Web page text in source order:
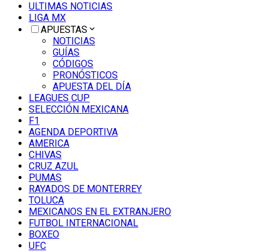
ULTIMAS NOTICIAS
LIGA MX
APUESTAS
NOTICIAS
GUÍAS
CÓDIGOS
PRONÓSTICOS
APUESTA DEL DÍA
LEAGUES CUP
SELECCIÓN MEXICANA
F1
AGENDA DEPORTIVA
AMERICA
CHIVAS
CRUZ AZUL
PUMAS
RAYADOS DE MONTERREY
TOLUCA
MEXICANOS EN EL EXTRANJERO
FUTBOL INTERNACIONAL
BOXEO
UFC